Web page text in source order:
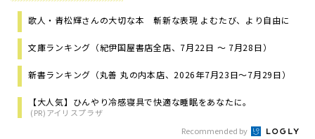
歌人・青松輝さんの大切な本 斬新な表現 よむたび、より自由に
文庫ランキング（紀伊国屋書店全店、7月22日 ～ 7月28日）
新書ランキング（丸善 丸の内本店、2026年7月23日～7月29日）
【大人気】ひんやり冷感寝具で快適な睡眠をあなたに。
(PR)アイリスプラザ
Recommended by